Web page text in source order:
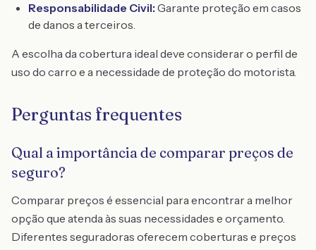
Responsabilidade Civil: Garante proteção em casos
de danos a terceiros.
A escolha da cobertura ideal deve considerar o perfil de
uso do carro e a necessidade de proteção do motorista.
Perguntas frequentes
Qual a importância de comparar preços de
seguro?
Comparar preços é essencial para encontrar a melhor
opção que atenda às suas necessidades e orçamento.
Diferentes seguradoras oferecem coberturas e preços